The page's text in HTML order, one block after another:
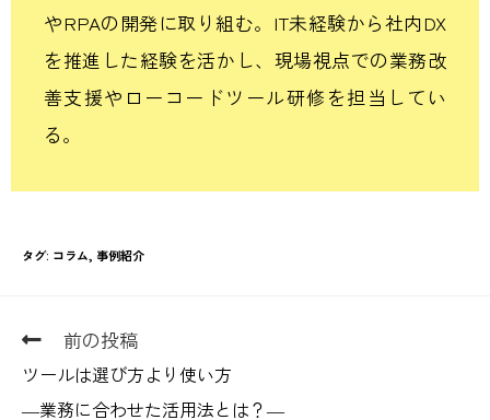
やRPAの開発に取り組む。IT未経験から社内DX
を推進した経験を活かし、現場視点での業務改
善支援やローコードツール研修を担当してい
る。
タグ: コラム, 事例紹介
前の投稿
ツールは選び方より使い方
―業務に合わせた活用法とは？―